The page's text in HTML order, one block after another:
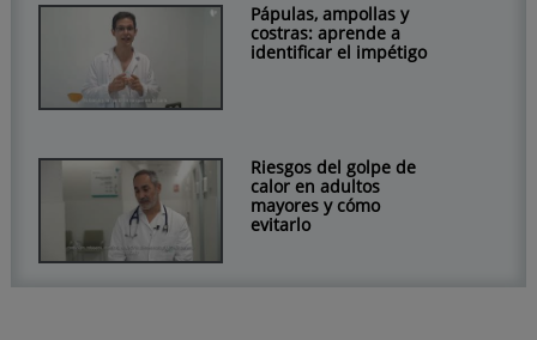
Pápulas, ampollas y
costras: aprende a
identificar el impétigo
Riesgos del golpe de
calor en adultos
mayores y cómo
evitarlo